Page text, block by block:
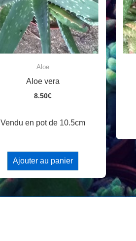
Aloe
Aloe vera
8.50€
Vendu en pot de 10.5cm
Ajouter au panier